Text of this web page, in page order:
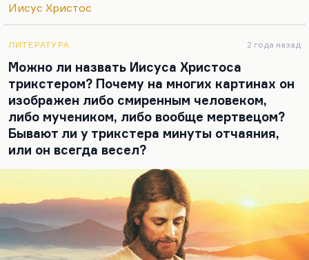
фигуре. Но, конечно, более фаустианская фигура
и трикстером — это Гамлет. В нем уже…
Иисус Христос
ЛИТЕРАТУРА 2 года назад
Можно ли назвать Иисуса Христоса
трикстером? Почему на многих картинах он
изображен либо смиренным человеком,
либо мучеником, либо вообще мертвецом?
Бывают ли у трикстера минуты отчаяния,
или он всегда весел?